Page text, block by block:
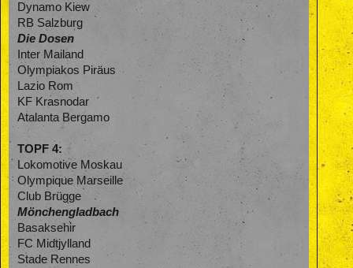
Dynamo Kiew
RB Salzburg
Die Dosen
Inter Mailand
Olympiakos Piräus
Lazio Rom
KF Krasnodar
Atalanta Bergamo
TOPF 4:
Lokomotive Moskau
Olympique Marseille
Club Brügge
Mönchengladbach
Basaksehir
FC Midtjylland
Stade Rennes